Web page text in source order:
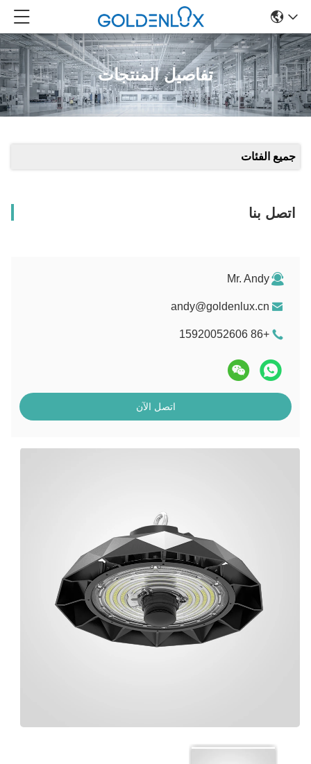
تفاصيل المنتجات
جميع الفئات
اتصل بنا
Mr. Andy
andy@goldenlux.cn
+86 15920052606
اتصل الآن